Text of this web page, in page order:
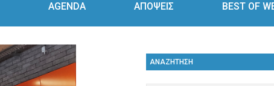
AGENDA ΑΠΟΨΕΙΣ BEST OF
ΑΝΑΖΗΤΗΣΗ